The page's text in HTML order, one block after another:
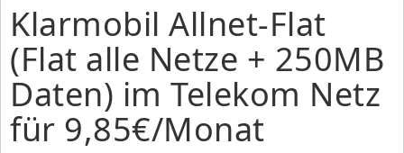
Klarmobil Allnet-Flat
(Flat alle Netze + 250MB
Daten) im Telekom Netz
für 9,85€/Monat